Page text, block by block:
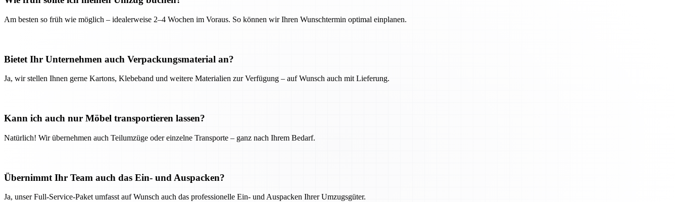
Am besten so früh wie möglich – idealerweise 2–4 Wochen im Voraus. So können wir Ihren Wunschtermin optimal einplanen.
Bietet Ihr Unternehmen auch Verpackungsmaterial an?
Ja, wir stellen Ihnen gerne Kartons, Klebeband und weitere Materialien zur Verfügung – auf Wunsch auch mit Lieferung.
Kann ich auch nur Möbel transportieren lassen?
Natürlich! Wir übernehmen auch Teilumzüge oder einzelne Transporte – ganz nach Ihrem Bedarf.
Übernimmt Ihr Team auch das Ein- und Auspacken?
Ja, unser Full-Service-Paket umfasst auf Wunsch auch das professionelle Ein- und Auspacken Ihrer Umzugsgüter.